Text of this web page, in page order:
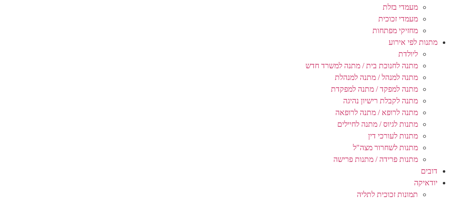
מעמדי בזלת
מעמדי זכוכית
מחזיקי מפתחות
מתנות לפי אירוע
ליולדת
מתנה לחנוכת בית / מתנה למשרד חדש
מתנה למנהל / מתנה למנהלת
מתנה למפקד / מתנה למפקדת
מתנה לקבלת רישיון נהיגה
מתנה לרופא / מתנה לרופאה
מתנות לגיוס / מתנה לחיילים
מתנות לעורכי דין
מתנות לשחרור מצה"ל
מתנות פרידה / מתנות פרישה
דובים
יודאיקה
תמונות זכוכית לתליה